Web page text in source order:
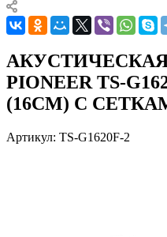
PIONEER TS-
(16СМ) С
Артикул: TS-G1620F-2